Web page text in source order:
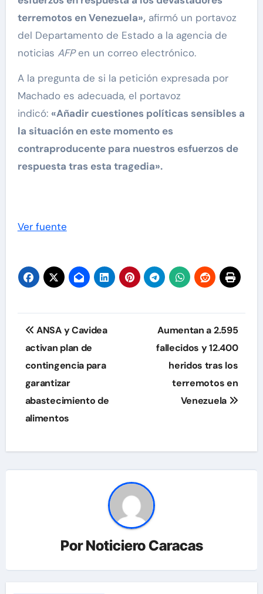
terremotos en Venezuela»,afirmó un portavoz
del Departamento de Estado a la agencia de
noticias AFPen un correo electrónico.
A la pregunta de si la petición expresada por
Machado es adecuada, el portavoz
indicó: «Añadir cuestiones políticas sensibles a
la situación en este momento es
contraproducente para nuestros esfuerzos de
respuesta tras esta tragedia».
Ver fuente
Navegación
de
entradas
ANSA y Cavidea
activan plan de
contingencia para
garantizar
abastecimiento de
alimentos
Aumentan a 2.595
fallecidos y 12.400
heridos tras los
terremotos en
Venezuela
PorNoticiero Caracas